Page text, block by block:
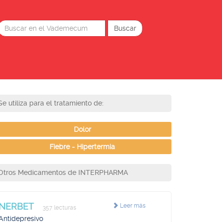
utiliza para el tratamiento de:
Dolor
Fiebre - Hipertermia
Medicamentos de INTERPHARMA
Leer más
357 lecturas